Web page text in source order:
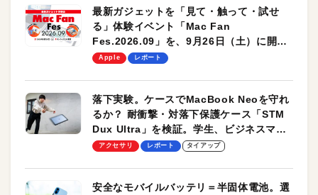
最新ガジェットを「見て・触って・試せ
る」体験イベント「Mac Fan
Fes.2026.09」を、9月26日（土）に開催
します！
Apple レポート
落下実験。ケースでMacBook Neoを守れ
るか？ 耐衝撃・対落下保護ケース「STM
Dux Ultra」を検証。学生、ビジネスマン
のモバイルユースに最適！
アクセサリ レポート タイアップ
安全なモバイルバッテリ＝半固体電池。選